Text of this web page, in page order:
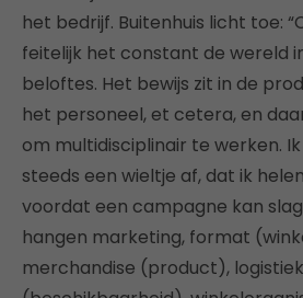
het bedrijf. Buitenhuis licht toe:
feitelijk het constant de wereld
beloftes. Het bewijs zit in de
het personeel, et cetera, en
om multidisciplinair te werken.
steeds een wieltje af, dat ik
voordat een campagne kan
hangen marketing, format
merchandise (product), logistiek